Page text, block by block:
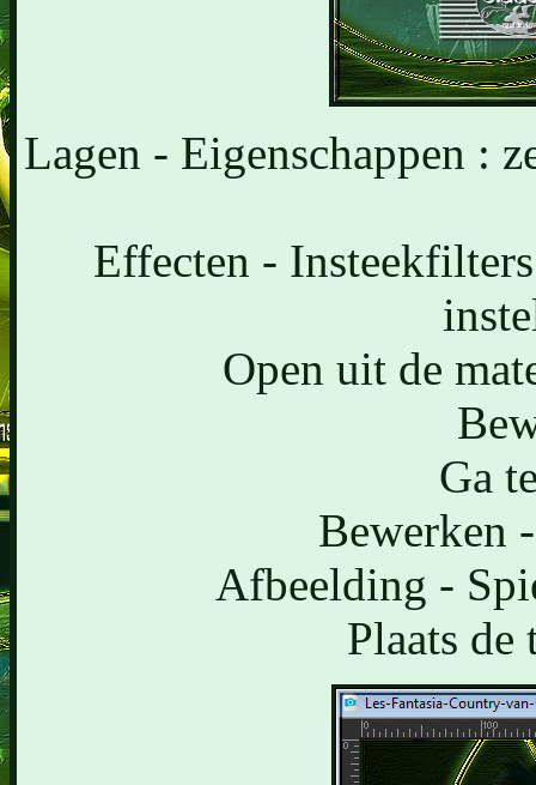
Lagen - Eigenschappen :
Effecten -
Open uit de
Ga
Bewerken
Afbeelding -
Plaats